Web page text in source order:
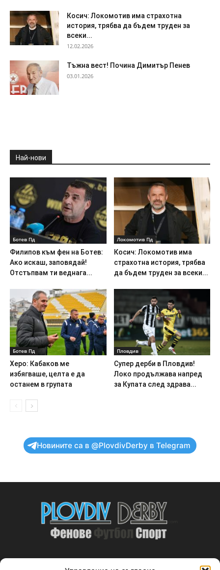
Косич: Локомотив има страхотна
история, трябва да бъдем труден за
всеки...
12.02.2026
Тъжна вест! Почина Димитър Пенев
03.01.2026
Най-нови
Ботев Пд
Филипов към фен на Ботев:
Ако искаш, заповядай!
Отстъпвам ти веднага...
Локомотив Пд
Косич: Локомотив има
страхотна история, трябва
да бъдем труден за всеки...
Ботев Пд
Херо: Кабаков ме
избягваше, целта е да
останем в групата
Пловдив
Супер дерби в Пловдив!
Локо продължава напред
за Купата след здрава...
Новините са в @PlovdivDerby в Telegram